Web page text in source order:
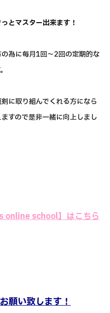
とマスター出来ます！
為に毎月1回～2回の定期的な
に取り組んでくれる方になら
すので是非一緒に向上しまし
school】はこちら
願い致します！